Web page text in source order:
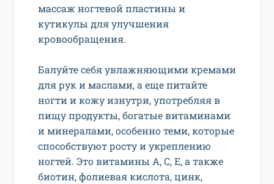
массаж ногтевой пластины и
кутикулы для улучшения
кровообращения.
Балуйте себя увлажняющими кремами
для рук и маслами, а еще питайте
ногти и кожу изнутри, употребляя в
пищу продукты, богатые витаминами
и минералами, особенно теми, которые
способствуют росту и укреплению
ногтей. Это витамины A, C, E, а также
биотин, фолиевая кислота, цинк,